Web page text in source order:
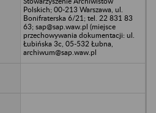
Polskich; 00-213 Warszawa, ul.
Bonifraterska 6/21; tel. 22 831 83
63; sap@sap.waw.pl (miejsce
przechowywania dokumentacji: ul.
Łubińska 3c, 05-532 Łubna,
archiwum@sap.waw.pl